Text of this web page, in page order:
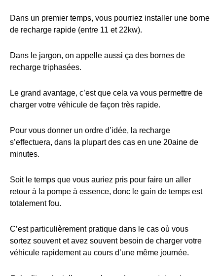
Dans un premier temps, vous pourriez installer une borne
de recharge rapide (entre 11 et 22kw).
Dans le jargon, on appelle aussi ça des bornes de
recharge triphasées.
Le grand avantage, c’est que cela va vous permettre de
charger votre véhicule de façon très rapide.
Pour vous donner un ordre d’idée, la recharge
s’effectuera, dans la plupart des cas en une 20aine de
minutes.
Soit le temps que vous auriez pris pour faire un aller
retour à la pompe à essence, donc le gain de temps est
totalement fou.
C’est particulièrement pratique dans le cas où vous
sortez souvent et avez souvent besoin de charger votre
véhicule rapidement au cours d’une même journée.